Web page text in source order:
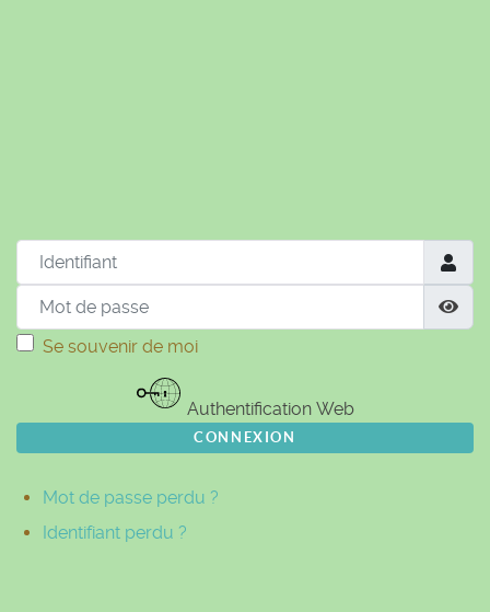
Identifiant
Mot de passe
Se souvenir de moi
Authentification Web
CONNEXION
Mot de passe perdu ?
Identifiant perdu ?